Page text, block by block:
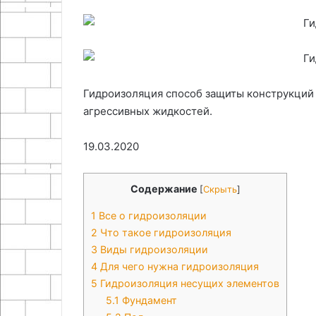
Гидроизоляция способ защиты
агрессивных жидкостей.
19.03.2020
Содержание [Скрыть]
1 Все о гидроизоляции
2 Что такое гидроизоляция
3 Виды гидроизоляции
4 Для чего нужна гидроизоляция
5 Гидроизоляция несущих элементов
5.1 Фундамент
Идеи для творчества: как
создаются самодельные
новогодние поделки и
праздничный декор
Искусство
уникальных